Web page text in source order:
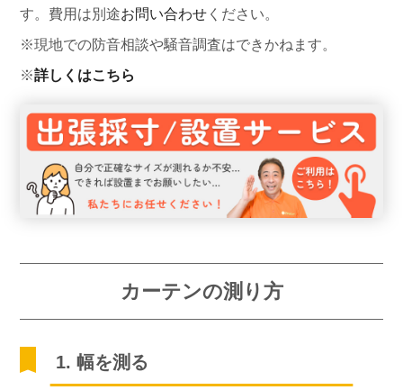
す。費用は別途お問い合わせ ください。
※現地での防音相談や騒音調査はできかねます。
※詳しくはこちら
カーテンの測り方
1. 幅を測る